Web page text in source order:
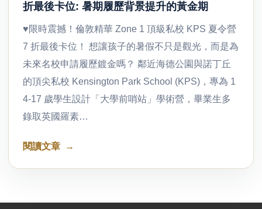
折最後卡位: 暑期履歷背景提升的黃金期
♥限時震撼！倫敦精華 Zone 1 頂級私校 KPS 夏令營
7 折最後卡位！ 想讓孩子的暑假不只是觀光，而是為
未來名校申請履歷鍍金嗎？ 鄰近海德公園與諾丁丘
的頂尖私校 Kensington Park School (KPS)，專為 1
4-17 歲學生設計「大學前哨站」學術營，畢業生多
錄取英國羅素…
閱讀文章